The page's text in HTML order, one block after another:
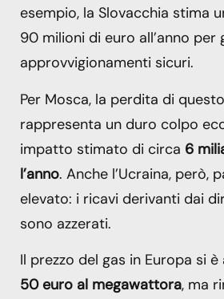
esempio, la Slovacchia stima
90 milioni di euro all’anno per
approvvigionamenti sicuri.
Per Mosca, la perdita di
rappresenta un duro colpo
impatto stimato di circa 6
l’anno. Anche l’Ucraina, però,
elevato: i ricavi derivanti dai
sono azzerati.
Il prezzo del gas in Europa si
50 euro al megawattora, ma